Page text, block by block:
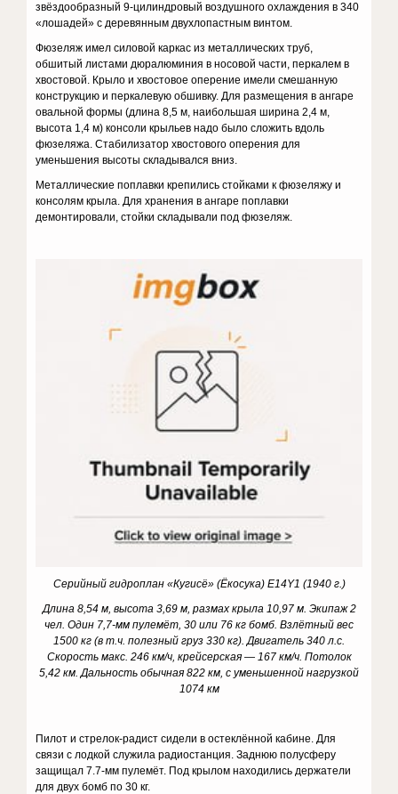
звёздообразный 9-цилиндровый воздушного охлаждения в 340
«лошадей» с деревянным двухлопастным винтом.
Фюзеляж имел силовой каркас из металлических труб,
обшитый листами дюралюминия в носовой части, перкалем в
хвостовой. Крыло и хвостовое оперение имели смешанную
конструкцию и перкалевую обшивку. Для размещения в ангаре
овальной формы (длина 8,5 м, наибольшая ширина 2,4 м,
высота 1,4 м) консоли крыльев надо было сложить вдоль
фюзеляжа. Стабилизатор хвостового оперения для
уменьшения высоты складывался вниз.
Металлические поплавки крепились стойками к фюзеляжу и
консолям крыла. Для хранения в ангаре поплавки
демонтировали, стойки складывали под фюзеляж.
Серийный гидроплан «Кугисё» (Ёкосука) E14Y1 (1940 г.)
Длина 8,54 м, высота 3,69 м, размах крыла 10,97 м. Экипаж 2
чел. Один 7,7-мм пулемёт, 30 или 76 кг бомб. Взлётный вес
1500 кг (в т.ч. полезный груз 330 кг). Двигатель 340 л.с.
Скорость макс. 246 км/ч, крейсерская — 167 км/ч. Потолок
5,42 км. Дальность обычная 822 км, с уменьшенной нагрузкой
1074 км
Пилот и стрелок-радист сидели в остеклённой кабине. Для
связи с лодкой служила радиостанция. Заднюю полусферу
защищал 7.7-мм пулемёт. Под крылом находились держатели
для двух бомб по 30 кг.